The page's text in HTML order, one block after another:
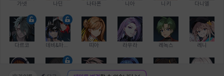
가넷 나딘 나타폰 니아 니키 다니엘
다르코 띠아 라우라 레녹스 레니